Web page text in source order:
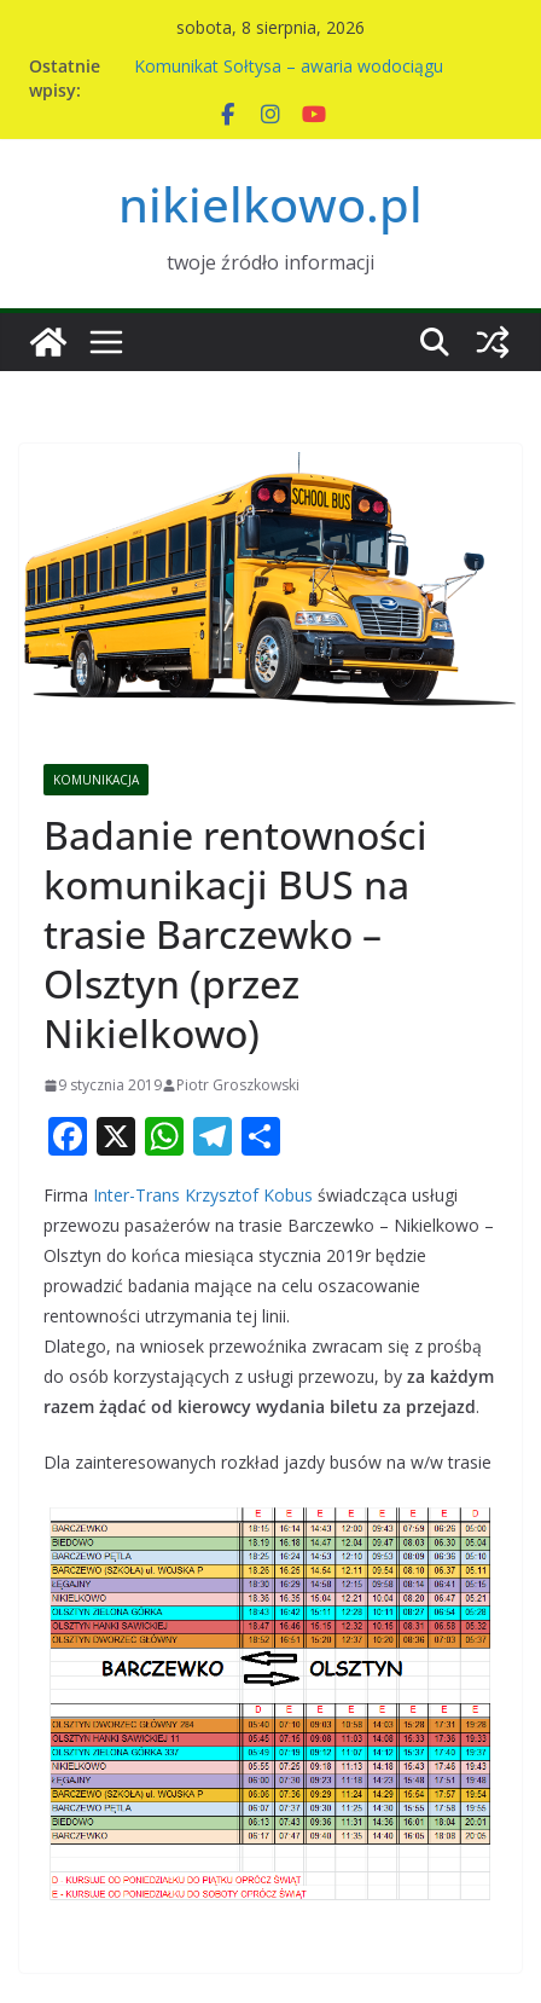
treści
sobota, 8 sierpnia, 2026
Ostatnie
wpisy:
Komunikat Sołtysa – awaria wodociągu
Nikielkowie na 2026r
Kiermasz ciast na rzecz parafii
Wymiana nasion w Nikielkowie
nikielkowo.pl
twoje źródło informacji
KOMUNIKACJA
Badanie rentowności
komunikacji BUS na
trasie Barczewko –
Olsztyn (przez
Nikielkowo)
9 stycznia 2019 Piotr Groszkowski
F
e
b
o
o
k
X W
at
s
A
p
p
T
el
e
gr
a
m
h
ar
e
Firma Inter-Trans Krzysztof Kobus świadcząca usługi
przewozu pasażerów na trasie Barczewko – Nikielkowo –
Olsztyn do końca miesiąca stycznia 2019r będzie
prowadzić badania mające na celu oszacowanie
rentowności utrzymania tej linii.
Dlatego, na wniosek przewoźnika zwracam się z prośbą
do osób korzystających z usługi przewozu, by za każdym
razem żądać od kierowcy wydania biletu za przejazd.
Dla zainteresowanych rozkład jazdy busów na w/w trasie